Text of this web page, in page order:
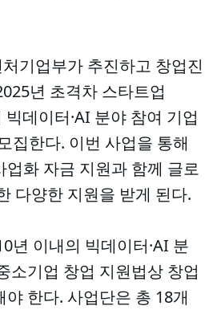
기업부가 추진하고 창업진
년 초격차 스타트업
빅데이터·AI 분야 참여 기업
집한다. 이번 사업을 통해
업화 자금 지원과 함께 글로
다양한 지원을 받게 된다.
년 이내의 빅데이터·AI 분
소기업 창업 지원법상 창업
한다. 사업단은 총 18개